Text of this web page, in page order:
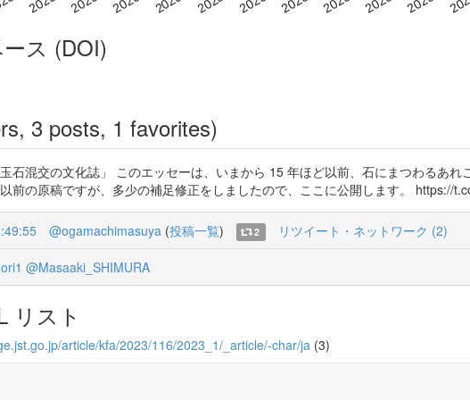
ス (DOI)
3 posts, 1 favorites)
石混交の文化誌」 このエッセーは、いまから 15 年ほど以前、石にまつわるあ
前の原稿ですが、多少の補足修正をしましたので、ここに公開します。 https://
@ogamachimasuya (投稿一覧) 2 リツイート・ネットワーク (2)
@Masaaki_SHIMURA
リスト
article/kfa/2023/116/2023_1/_article/-char/ja (3)